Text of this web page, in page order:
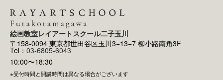
絵画教室レイアートスクール二子玉川
〒158-0094 東京都世田谷区玉川3−13−7 柳小路南角3F
Tel： 03-6805-6043
10:00〜18:30
※受付時間と開講時間は異なる場合がございます